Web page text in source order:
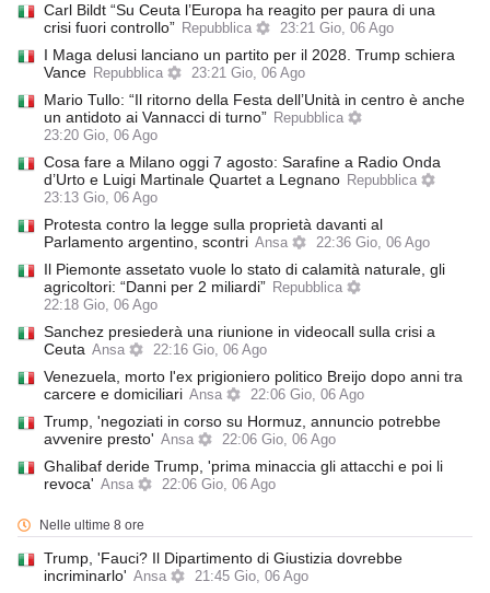
Carl Bildt “Su Ceuta l’Europa ha reagito per paura di una
crisi fuori controllo” Repubblica 23:21 Gio, 06 Ago
I Maga delusi lanciano un partito per il 2028. Trump schiera
Vance Repubblica 23:21 Gio, 06 Ago
Mario Tullo: “Il ritorno della Festa dell’Unità in centro è anche
un antidoto ai Vannacci di turno” Repubblica
23:20 Gio, 06 Ago
Cosa fare a Milano oggi 7 agosto: Sarafine a Radio Onda
d’Urto e Luigi Martinale Quartet a Legnano Repubblica
23:13 Gio, 06 Ago
Protesta contro la legge sulla proprietà davanti al
Parlamento argentino, scontri Ansa 22:36 Gio, 06 Ago
Il Piemonte assetato vuole lo stato di calamità naturale, gli
agricoltori: “Danni per 2 miliardi” Repubblica
22:18 Gio, 06 Ago
Sanchez presiederà una riunione in videocall sulla crisi a
Ceuta Ansa 22:16 Gio, 06 Ago
Venezuela, morto l'ex prigioniero politico Breijo dopo anni tra
carcere e domiciliari Ansa 22:06 Gio, 06 Ago
Trump, 'negoziati in corso su Hormuz, annuncio potrebbe
avvenire presto' Ansa 22:06 Gio, 06 Ago
Ghalibaf deride Trump, 'prima minaccia gli attacchi e poi li
revoca' Ansa 22:06 Gio, 06 Ago
Nelle ultime 8 ore
Trump, 'Fauci? Il Dipartimento di Giustizia dovrebbe
incriminarlo' Ansa 21:45 Gio, 06 Ago